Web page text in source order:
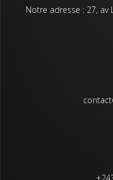
Notre adresse : 27,